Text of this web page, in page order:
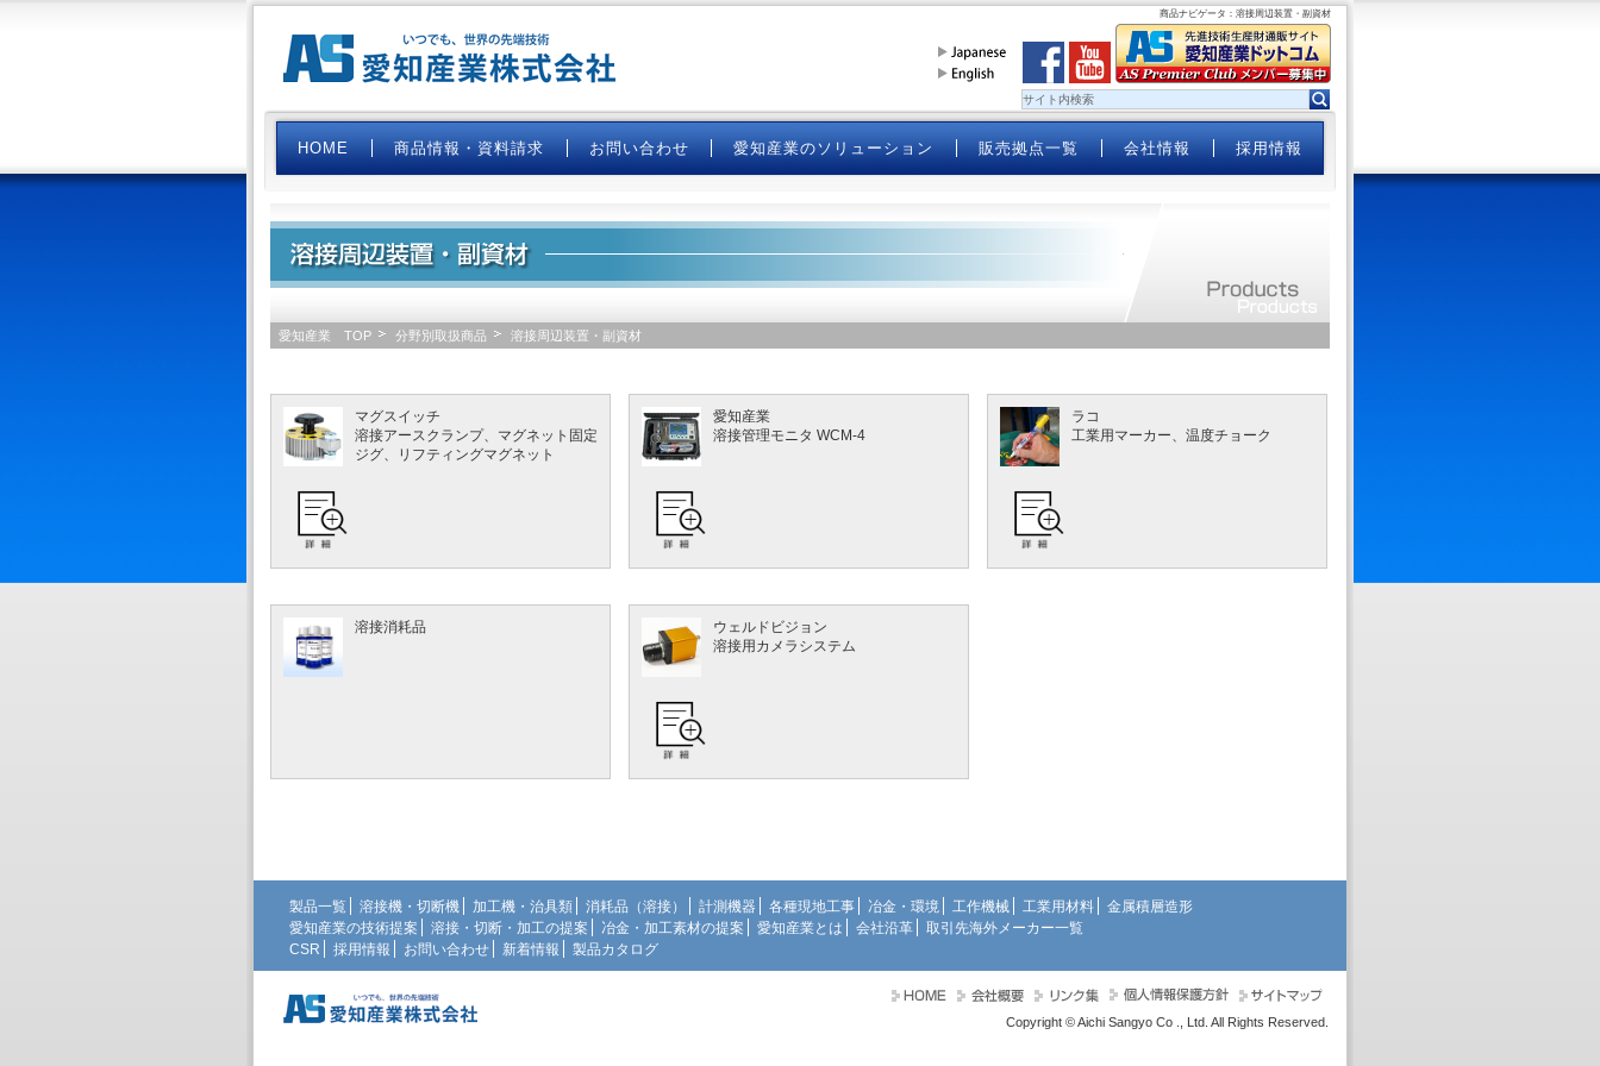
商品ナビゲータ：溶接周辺装置・副資材
HOME 商品情報・資料請求 お問い合わせ 愛知産業のソリューション 販売拠点一覧 会社情報 採用情報
愛知産業 TOP 分野別取扱商品 溶接周辺装置・副資材
マグスイッチ
溶接アースクランプ、マグネット固定
ジグ、リフティングマグネット
愛知産業
溶接管理モニタ WCM-4
ラコ
工業用マーカー、温度チョーク
溶接消耗品
ウェルドビジョン
溶接用カメラシステム
製品一覧 溶接機・切断機 加工機・治具類 消耗品（溶接） 計測機器 各種現地工事 冶金・環境 工作機械 工業用材料
金属積層造形
愛知産業の技術提案
溶接・切断・加工の提案 冶金・加工素材の提案 愛知産業とは 会社沿革
取引先海外メーカー一覧
CSR
採用情報 お問い合わせ 新着情報 製品カタログ
Copyright © Aichi Sangyo Co ., Ltd. All Rights Reserved.